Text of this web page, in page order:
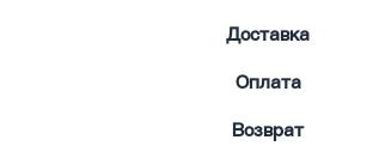
Доставка
Оплата
Возврат